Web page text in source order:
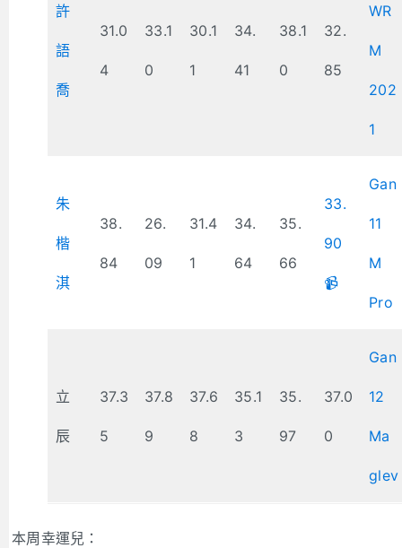
許
語
喬
31.0
4
33.1
0
30.1
1
34.
41
38.1
0
32.
85
WR
M
202
1
朱
楷
淇
38.
84
26.
09
31.4
1
34.
64
35.
66
33.
90
📹
Gan
11
M
Pro
立
辰
37.3
5
37.8
9
37.6
8
35.1
3
35.
97
37.0
0
Gan
12
Ma
glev
本周幸運兒：